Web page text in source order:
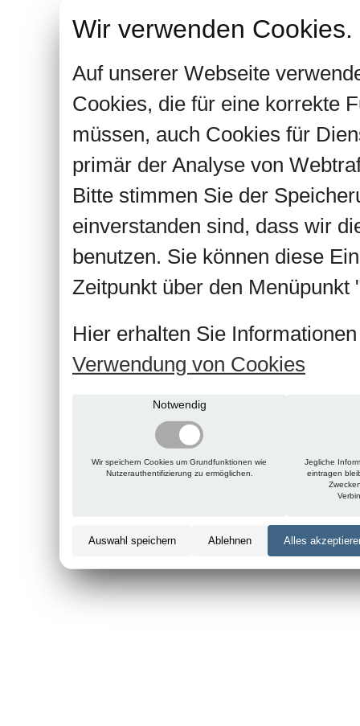
Wir verwenden Cookies.
Auf unserer Webseite
Cookies, die für eine korrekte
müssen, auch Cookies für
primär der Analyse von
Bitte stimmen Sie der
einverstanden sind, dass wir
benutzen. Sie können diese
Zeitpunkt über den Menüpunkt
Hier erhalten Sie
Verwendung von Cookies
Notwendig
Wir speichern Cookies um Grundfunktionen wie
Nutzerauthentifizierung zu ermöglichen.
Jegliche
eintragen
Auswahl speichern Ablehnen Alles